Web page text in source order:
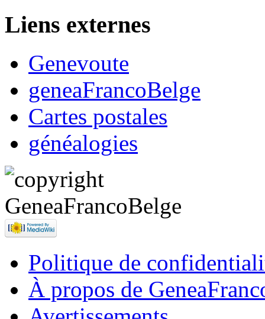
Liens externes
Genevoute
geneaFrancoBelge
Cartes postales
généalogies
Politique de
À propos de